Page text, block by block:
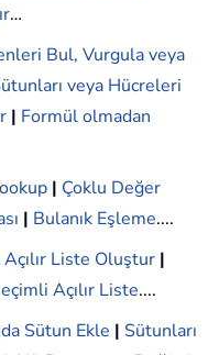
…
Bul, Vurgula veya
veya Hücreleri
| Formül olmadan
| Çoklu Değer
| Bulanık Eşleme....
Açılır Liste Oluştur |
Açılır Liste....
Sütun Ekle | Sütunları